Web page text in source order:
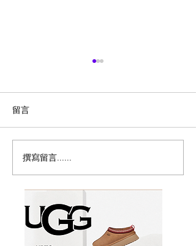
历史新低！Samsonite 新
秀丽 Winfield 2 全PC
20+28寸 黑色拉杆行李箱2
件套1.7折
留言
撰寫留言......